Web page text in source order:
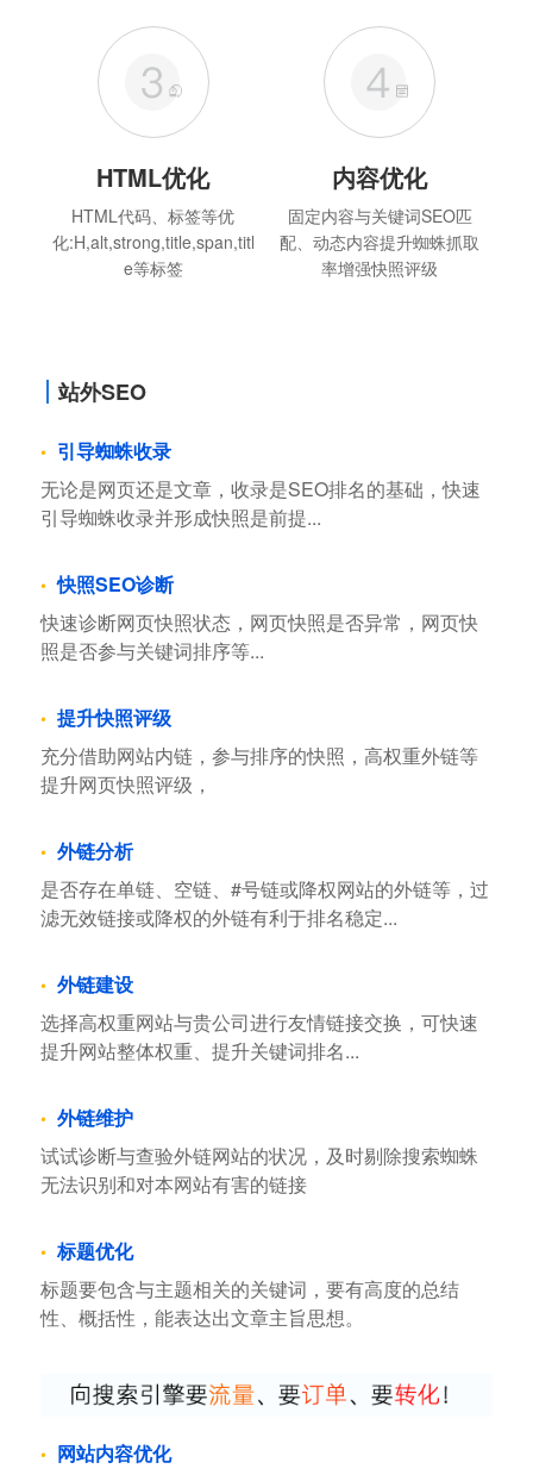
HTML优化
HTML代码、标签等优
化:H,alt,strong,title,span,titl
e等标签
内容优化
固定内容与关键词SEO匹
配、动态内容提升蜘蛛抓取
率增强快照评级
站外SEO
引导蜘蛛收录
无论是网页还是文章，收录是SEO排名的基础，快速
引导蜘蛛收录并形成快照是前提...
快照SEO诊断
快速诊断网页快照状态，网页快照是否异常，网页快
照是否参与关键词排序等...
提升快照评级
充分借助网站内链，参与排序的快照，高权重外链等
提升网页快照评级，
外链分析
是否存在单链、空链、#号链或降权网站的外链等，过
滤无效链接或降权的外链有利于排名稳定...
外链建设
选择高权重网站与贵公司进行友情链接交换，可快速
提升网站整体权重、提升关键词排名...
外链维护
试试诊断与查验外链网站的状况，及时剔除搜索蜘蛛
无法识别和对本网站有害的链接
标题优化
标题要包含与主题相关的关键词，要有高度的总结
性、概括性，能表达出文章主旨思想。
网站内容优化